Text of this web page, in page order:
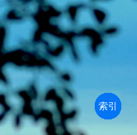
部首
笔划
拼音
潮拼